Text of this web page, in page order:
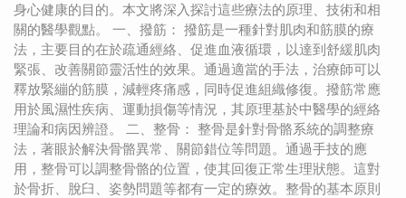
身心健康的目的。本文將深入探討這些療法的原理、技術和相
關的醫學觀點。 一、撥筋： 撥筋是一種針對肌肉和筋膜的療
法，主要目的在於疏通經絡、促進血液循環，以達到舒緩肌肉
緊張、改善關節靈活性的效果。通過適當的手法，治療師可以
釋放緊繃的筋膜，減輕疼痛感，同時促進組織修復。撥筋常應
用於風濕性疾病、運動損傷等情況，其原理基於中醫學的經絡
理論和病因辨證。 二、整骨： 整骨是針對骨骼系統的調整療
法，著眼於解決骨骼異常、關節錯位等問題。通過手技的應
用，整骨可以調整骨骼的位置，使其回復正常生理狀態。這對
於骨折、脫臼、姿勢問題等都有一定的療效。整骨的基本原則